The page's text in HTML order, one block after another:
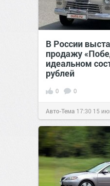
В России
продажу
идеальном
рублей
0 0
Авто-Тема 17:30 15